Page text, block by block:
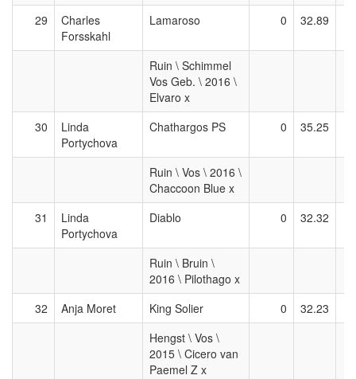
29
Charles
Forsskahl
Lamaroso 0 32.89
Ruin \ Schimmel
Vos Geb. \ 2016 \
Elvaro x
30
Linda
Portychova
Chathargos PS 0 35.25
Ruin \ Vos \ 2016 \
Chaccoon Blue x
31
Linda
Portychova
Diablo 0 32.32
Ruin \ Bruin \
2016 \ Pilothago x
32
Anja Moret King Solier 0
32.23
Hengst \ Vos \
2015 \ Cicero van
Paemel Z x